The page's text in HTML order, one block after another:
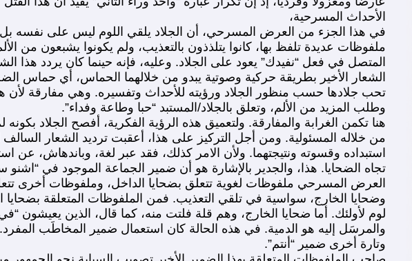
الأحداث المسرحية،
في هذا الجزء من العرض المسرحي، أن الجلاد يلقي اللوم ليس على نفسه
ملفوظات عديدة تلفظ بها، كانوا يتلذذون بالتعذيب، ولم يكونوا يشبعون من
المتصل في فعل “نفيدك” يعود على الجلاد. وعليه، فإنه حينما كان يردد هذا
الشعار الأخير بطريقة حركية وصوتية يبدو من خلالهما الحماس، أي حماس
تحب جلادها حسب منظور الجلاد ورؤيته للأحداث وتفسيره. وهي مفارقة لأن
وطلب المزيد من الألم، وتعلق بالجلاد/المستبد “حبا وطاعة وفداء”.
هنا تكمن الغرابة والمفارقة. ولتعميق هذه الرؤية الفكرية، أفصح الجلاد
من خلاله المسئولية. ومن أجل التركيز على هذا، أعقبت ترديد الشعار
استبداده وقسوته ونتيجتهما. ولأن الامر كذلك، فقد عبر لغة، وباندهاش، عن
تجاه الضحايا. هذا، والجدير بالإشارة هو أن ضمير الجماعة الموجود في
العرض المسرحي ملفوظات لغوية تتعلق بضحايا الداخل، وملفوظات أخرى
وضحايا الخارج، سواسية في تلقي التعذيب. فمن الملفوظات المتعلقة
لوم لأولئك. أما ضحايا الخارج، وهم قلة فلتت منه، كما قال، الذين يعيشون
والمرسَل إليه هو الدمية. في هذه الحالة كان استعمال ضمير المخاطَب
وتارة أخرى ضمير “أنتم”.